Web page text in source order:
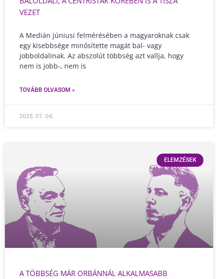
VEZET
A Medián júniusi felmérésében a magyaroknak csak
egy kisebbsége minősítette magát bal- vagy
jobboldalinak. Az abszolút többség azt vallja, hogy
nem is jobb-, nem is
TOVÁBB OLVASOM »
2025. 07. 04.
ELEMZÉSEK
A TÖBBSÉG MÁR ORBÁNNÁL ALKALMASABB